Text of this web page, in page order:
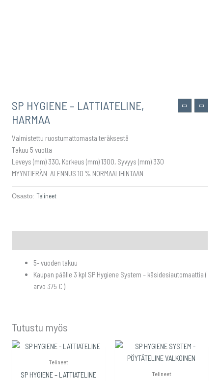
SP HYGIENE – LATTIATELINE,
HARMAA
Valmistettu ruostumattomasta teräksestä
Takuu 5 vuotta
Leveys (mm) 330, Korkeus (mm) 1300, Syvyys (mm) 330
MYYNTIERÄN ALENNUS 10 % NORMAALIHINTAAN
Osasto:Telineet
5- vuoden takuu
Kaupan päälle 3 kpl SP Hygiene System – käsidesiautomaattia (
arvo 375 € )
Tutustu myös
Telineet
SP HYGIENE – LATTIATELINE Telineet